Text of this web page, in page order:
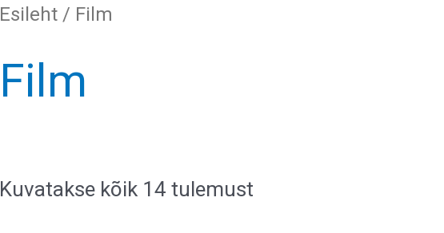
Esileht / Film
Film
Kuvatakse kõik 14 tulemust